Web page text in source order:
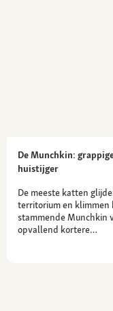
De Munchkin:
huistijger
De meeste katten
territorium en klimmen
stammende Munchkin
opvallend kortere…